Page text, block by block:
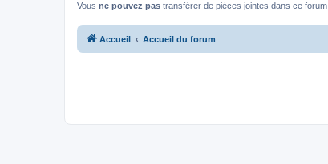
Vous ne pouvez pas transférer de pièces jointes dans ce forum
Accueil Accueil du forum